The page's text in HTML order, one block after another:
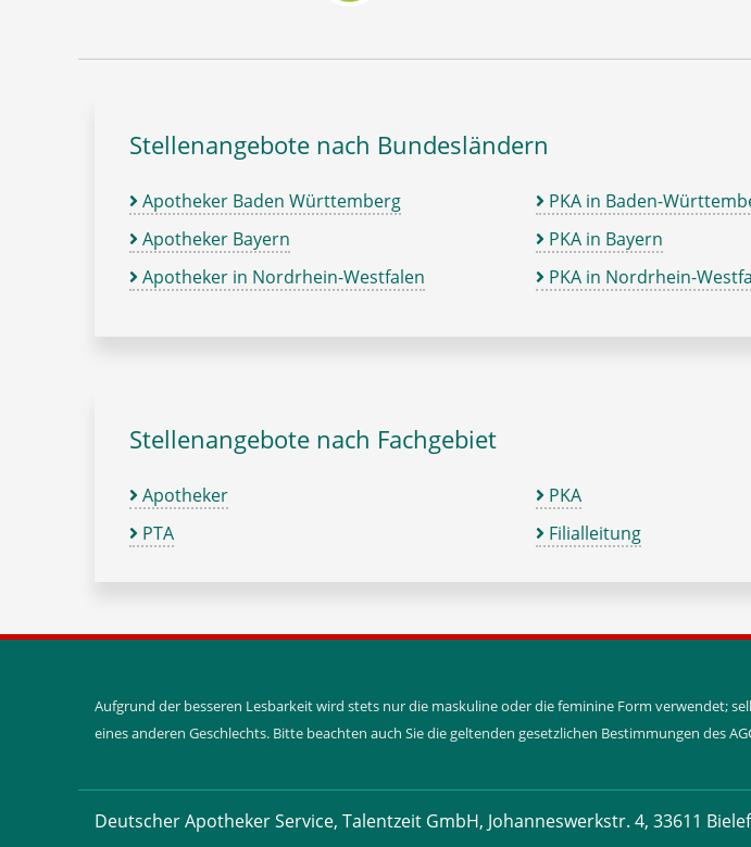
Stellenangebote nach Bundesländern
Apotheker Baden Württemberg
Apotheker Bayern
Apotheker in Nordrhein-Westfalen
PKA in Baden-
PKA in Bayern
PKA in Nordrhein-
Stellenangebote nach Fachgebiet
Apotheker
PTA
PKA
Filialleitung
Aufgrund der besseren Lesbarkeit wird stets nur die maskuline oder die feminine Form verwendet;
eines anderen Geschlechts. Bitte beachten auch Sie die geltenden gesetzlichen Bestimmungen des
Deutscher Apotheker Service, Talentzeit GmbH, Johanneswerkstr. 4, 33611